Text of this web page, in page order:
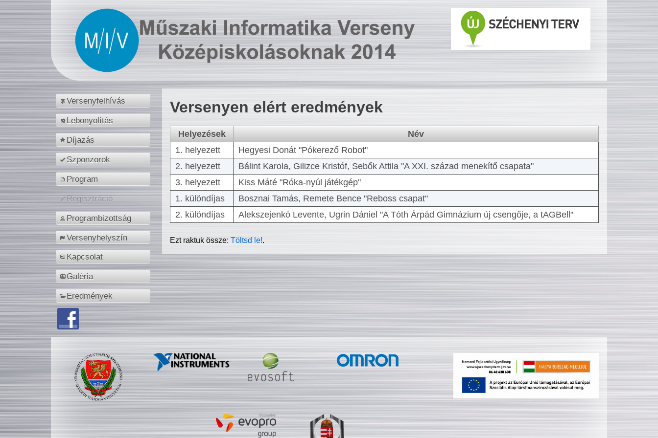
Versenyfelhívás
Lebonyolítás
Díjazás
Szponzorok
Program
Regisztráció
Programbizottság
Versenyhelyszín
Kapcsolat
Galéria
Eredmények
Versenyen elért eredmények
Helyezések
Név
1. helyezett
Hegyesi Donát "Pókerező Robot"
2. helyezett
Bálint Karola, Gilizce Kristóf, Sebők Attila "A XXI. század menekítő csapata"
3. helyezett
Kiss Máté "Róka-nyúl játékgép"
1. különdíjas
Bosznai Tamás, Remete Bence "Reboss csapat"
2. különdíjas
Alekszejenkó Levente, Ugrin Dániel "A Tóth Árpád Gimnázium új csengője, a tAGBell"
Ezt raktuk össze:Töltsd le!.